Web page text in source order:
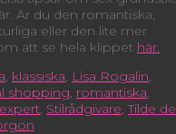
Är du den romantiska,
eller den lite mer
att se hela klippet här.
klassiska Lisa Rogalin
shopping romantiska
Stilrådgivare ,Tilde de